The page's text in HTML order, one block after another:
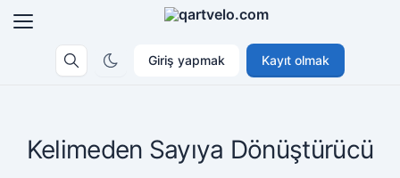
Giriş yapmak Kayıt olmak
Kelimeden Sayıya Dönüştürücü